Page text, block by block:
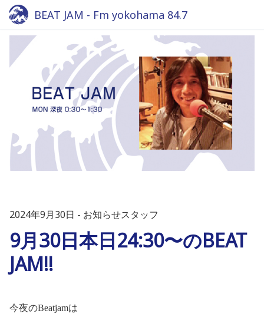
BEAT JAM - Fm yokohama 84.7
2024年9月30日 お知らせスタッフ
9月30日本日24:30〜のBEAT
JAM!!
今夜のBeatjamは